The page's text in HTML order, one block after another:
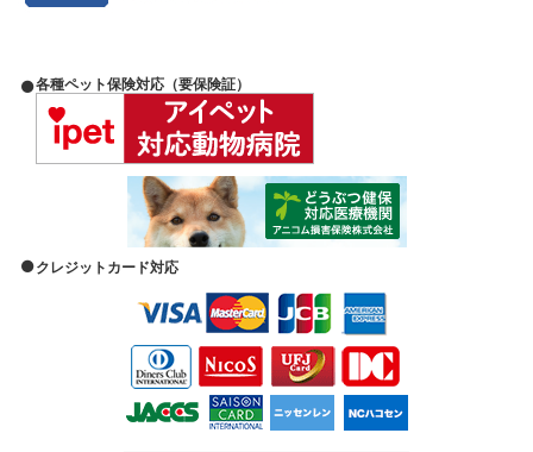
各種ペット保険対応（要保険証）
クレジットカード対応